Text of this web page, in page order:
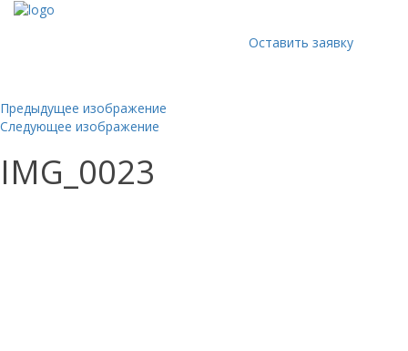
Оставить заявку
Предыдущее изображение
Следующее изображение
IMG_0023